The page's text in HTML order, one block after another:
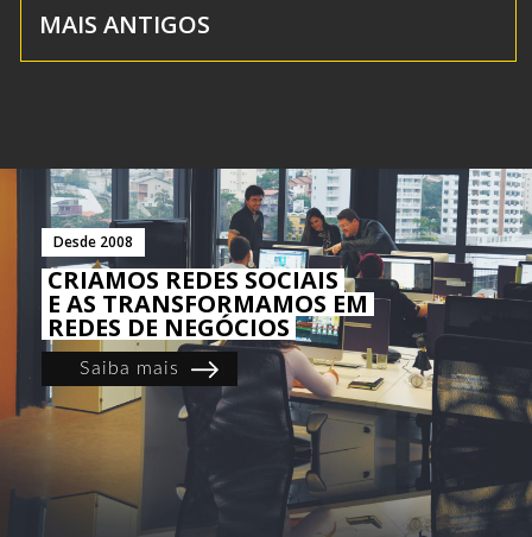
MAIS ANTIGOS
Desde 2008
CRIAMOS REDES SOCIAIS
E AS TRANSFORMAMOS EM
REDES DE NEGÓCIOS
Saiba mais